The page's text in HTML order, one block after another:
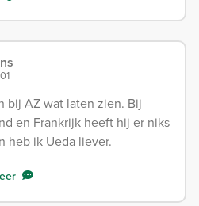
bij AZ wat laten zien. Bij
en Frankrijk heeft hij er niks
heb ik Ueda liever.